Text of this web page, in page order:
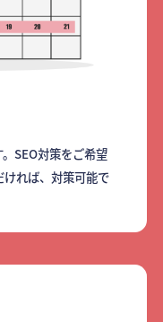
SEO対策をご希望
れば、対策可能で